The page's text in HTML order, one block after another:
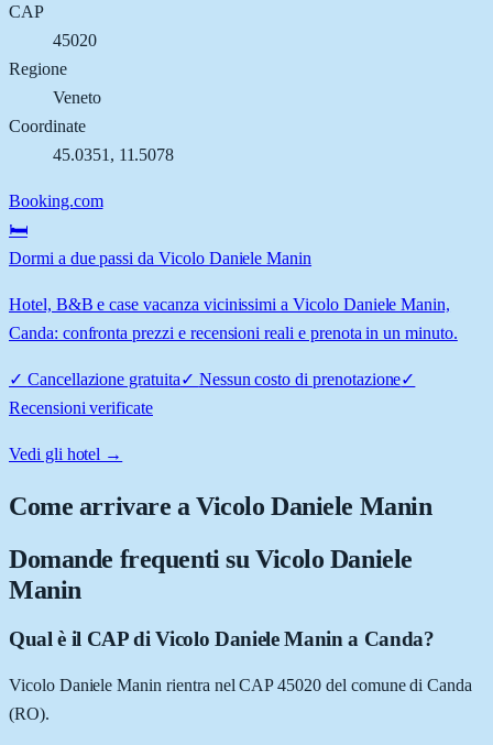
CAP
45020
Regione
Veneto
Coordinate
45.0351 , 11.5078
Booking.com
🛏️
Dormi a due passi da Vicolo Daniele Manin
Hotel, B&B e case vacanza vicinissimi a Vicolo Daniele Manin,
Canda: confronta prezzi e recensioni reali e prenota in un minuto.
✓ Cancellazione gratuita✓ Nessun costo di prenotazione✓
Recensioni verificate
Vedi gli hotel →
Come arrivare aVicolo Daniele Manin
Domande frequenti su Vicolo Daniele
Manin
Qual è il CAP di Vicolo Daniele Manin a Canda?
Vicolo Daniele Manin rientra nel CAP 45020 del comune di Canda
(RO).